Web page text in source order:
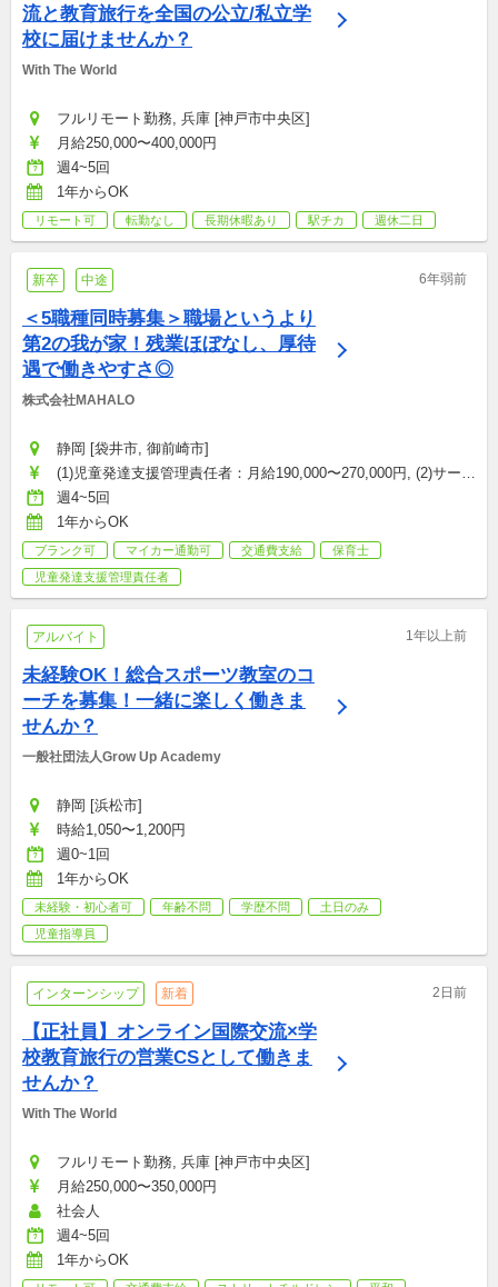
流と教育旅行を全国の公立/私立学
校に届けませんか？
With The World
フルリモート勤務, 兵庫 [神戸市中央区]
月給250,000〜400,000円
週4~5回
1年からOK
リモート可 転勤なし 長期休暇あり 駅チカ 週休二日
新卒 中途 6年弱前
＜5職種同時募集＞職場というより
第2の我が家！残業ほぼなし、厚待
遇で働きやすさ◎
株式会社MAHALO
静岡 [袋井市, 御前崎市]
(1)児童発達支援管理責任者：月給190,000〜270,000円, (2)サービ
ス管理責任者：月給190,000〜270,000円, (3)児童指導員：月給
180,000〜240,000円, (4)相談支援専門員：月給180,000〜240,000
円, (5)保育士：月給180,000〜240,000円
週4~5回
1年からOK
ブランク可 マイカー通勤可 交通費支給
保育士
児童発達支援管理責任者
アルバイト 1年以上前
未経験OK！総合スポーツ教室のコ
ーチを募集！一緒に楽しく働きま
せんか？
一般社団法人Grow Up Academy
静岡 [浜松市]
時給1,050〜1,200円
週0~1回
1年からOK
未経験・初心者可 年齢不問 学歴不問
土日のみ
児童指導員
インターンシップ 新着 2日前
【正社員】オンライン国際交流×学
校教育旅行の営業CSとして働きま
せんか？
With The World
フルリモート勤務, 兵庫 [神戸市中央区]
月給250,000〜350,000円
社会人
週4~5回
1年からOK